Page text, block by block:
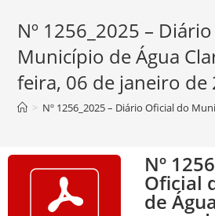
Nº 1256_2025 –
Município de Água
feira, 06 de janeiro de
> Nº 1256_2025 – Diário Oficial do
Nº
Oficial
de